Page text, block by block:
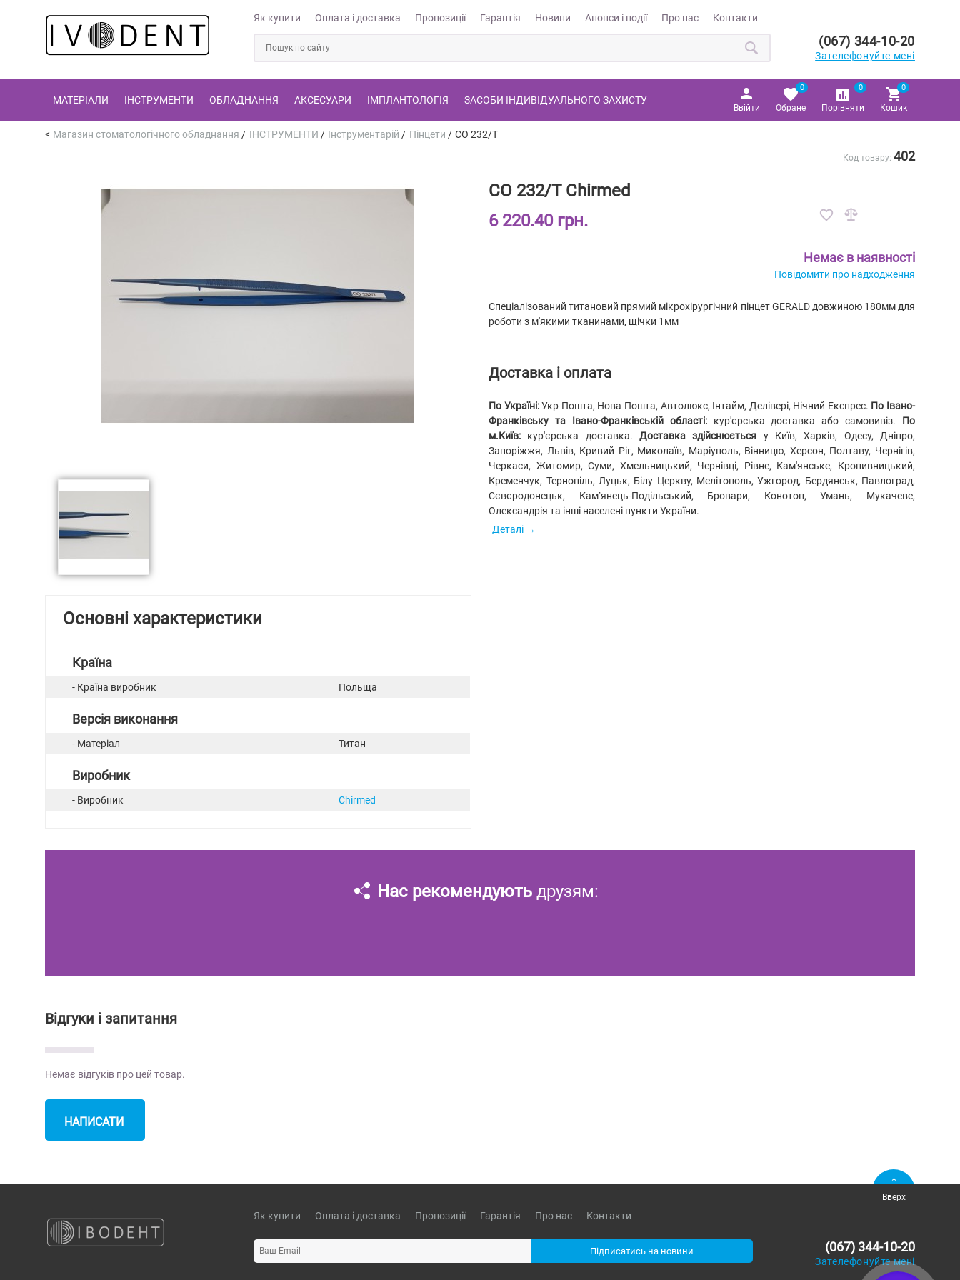
Як купити Оплата і доставка Пропозиції Гарантія Новини Анонси і події Про нас Контакти
(067) 344-10-20
Зателефонуйте мені
МАТЕРІАЛИ ІНСТРУМЕНТИ ОБЛАДНАННЯ АКСЕСУАРИ ІМПЛАНТОЛОГІЯ ЗАСОБИ ІНДИВІДУАЛЬНОГО ЗАХИСТУ
Ввійти Обране
0
Порівняти
0
Кошик
0
Магазин стоматологічного обладнання / ІНСТРУМЕНТИ / Інструментарій / Пінцети / CO 232/T
Основні характеристики
Країна
- Країна виробник Польща
Версія виконання
- Матеріал Титан
Виробник
- Виробник Chirmed
Код товару: 402
CO 232/T Chirmed
6 220.40 грн.
Немає в наявності
Повідомити про надходження
Спеціалізований титановий прямий мікрохірургічний пінцет GERALD довжиною 180мм для
роботи з м'якими тканинами, щічки 1мм
Доставка і оплата
По Україні:Укр Пошта, Нова Пошта, Автолюкс, Інтайм, Делівері, Нічний Експрес. По Івано-
Франківську та Івано-Франківській області:кур'єрська доставка або самовивіз. По
м.Київ: кур'єрська доставка.Доставка здійснюється у Київ, Харків, Одесу, Дніпро,
Запоріжжя, Львів, Кривий Ріг, Миколаїв, Маріуполь, Вінницю, Херсон, Полтаву, Чернігів,
Черкаси, Житомир, Суми, Хмельницький, Чернівці, Рівне, Кам'янське, Кропивницький,
Кременчук, Тернопіль, Луцьк, Білу Церкву, Мелітополь, Ужгород, Бердянськ, Павлоград,
Сєвєродонецьк, Кам’янець-Подільський, Бровари, Конотоп, Умань, Мукачеве,
Олександрія та інші населені пункти України.
Деталі
Нас рекомендують друзям:
Відгуки і запитання
Немає відгуків про цей товар.
НАПИСАТИ
Вверх
Як купити Оплата і доставка Пропозиції Гарантія Про нас Контакти
Підписатись на новини (067) 344-10-20
Зателефонуйте мені